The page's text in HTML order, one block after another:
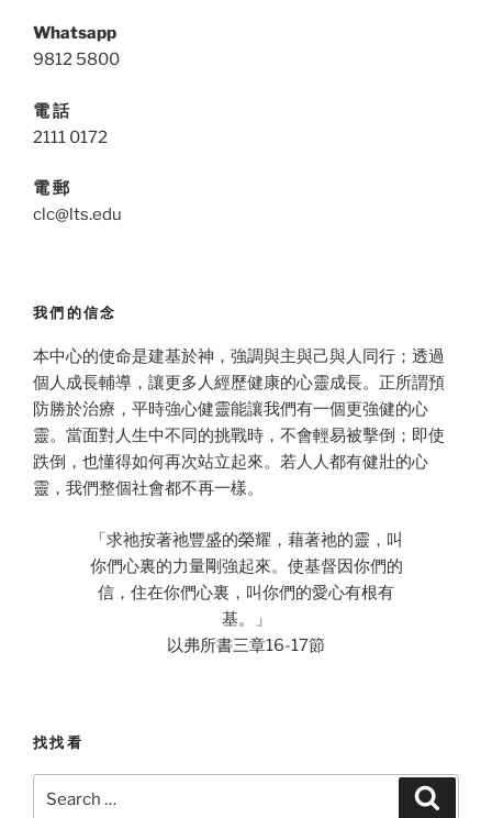
Whatsapp
9812 5800
電 話
2111 0172
電 郵
clc@lts.edu
我們的信念
本中心的使命是建基於神，強調與主與己與人同行；透過
個人成長輔導，讓更多人經歷健康的心靈成長。正所謂預
防勝於治療，平時強心健靈能讓我們有一個更強健的心
靈。當面對人生中不同的挑戰時，不會輕易被擊倒；即使
跌倒，也懂得如何再次站立起來。若人人都有健壯的心
靈，我們整個社會都不再一樣。
「求祂按著祂豐盛的榮耀，藉著祂的靈，叫
你們心裏的力量剛強起來。使基督因你們的
信，住在你們心裏，叫你們的愛心有根有
基。」
以弗所書三章16-17節
找找看